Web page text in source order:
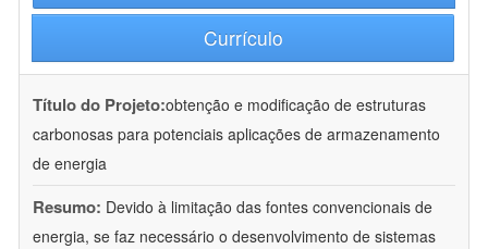
Currículo
Título do Projeto:obtenção e modificação de estruturas
carbonosas para potenciais aplicações de armazenamento
de energia
Resumo: Devido à limitação das fontes convencionais de
energia, se faz necessário o desenvolvimento de sistemas